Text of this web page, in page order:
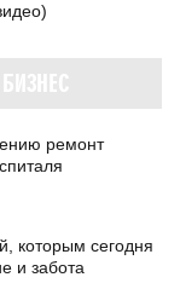
ремонт
которым сегодня
и забота